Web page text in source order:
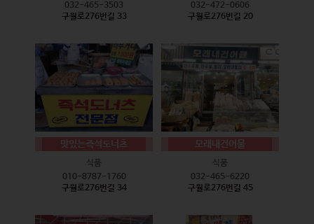
032-465-3503
구월로276번길 33
032-472-0606
구월로276번길 20
맛있는즉석도너츠
식품
010-8787-1760
구월로276번길 34
모래내건어물
식품
032-465-6220
구월로276번길 45